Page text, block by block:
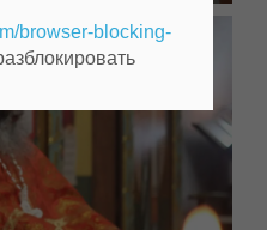
browser-blocking-